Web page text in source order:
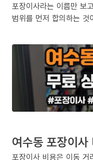
포장이사라는 이름만 보
범위를 먼저 합의하는 것
여수동 포장이
포장이사 비용은 이동